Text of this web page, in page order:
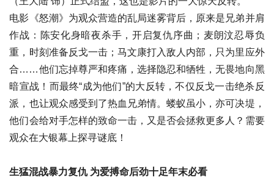
电影《怒潮》为观众营造的乱局迷雾背后，原来是兄弟并肩
作战：陈安化身暗夜杀手，开启复仇序曲；麦朗汶忍辱负
重，时刻准备反戈一击；马文康打入敌人内部，只为里应外
合……他们忘掉尊严和疼痛，选择隐忍和牺牲，无畏地向黑
暗宣战！而最终“成为他们”的大反转，不仅反戈一击绝杀反
派，也让观众感受到了热血兄弟情。蝼蚁虽小，亦可决堤，
他们会给对手怎样的致命一击，又是否会拯救更多人？需要
观众在大银幕上探寻谜底！
生猛混战暴力复仇 为爱搏命后劲十足年末必看